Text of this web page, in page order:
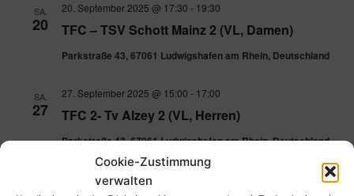
Cookie-Zustimmung
verwalten
SA.
20 TFC – TSV Schott Mainz 2 (VL, Damen)
20. September 2025 @ 17:30 - 19:30
Parkstraße 43, 67061 Ludwigshafen am Rhein, Deutschland
SA.
27 TFC 2- Tv Alzey 2 (VL, Herren)
27. September 2025 @ 15:00 - 17:00
Parkstraße 43, 67061 Ludwigshafen am Rhein, Deutschland
27. September 2025 @ 17:30